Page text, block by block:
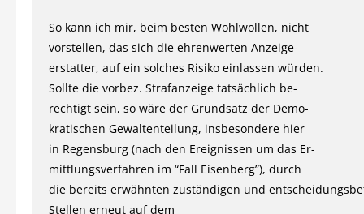
So kann ich mir, beim besten Wohlwollen, nicht
vorstellen, das sich die ehrenwerten Anzeige-
erstatter, auf ein solches Risiko einlassen würden.
Sollte die vorbez. Strafanzeige tatsächlich be-
rechtigt sein, so wäre der Grundsatz der Demo-
kratischen Gewaltenteilung, insbesondere hier
in Regensburg (nach den Ereignissen um das Er-
mittlungsverfahren im “Fall Eisenberg”), durch
die bereits erwähnten zuständigen und
Stellen erneut auf dem